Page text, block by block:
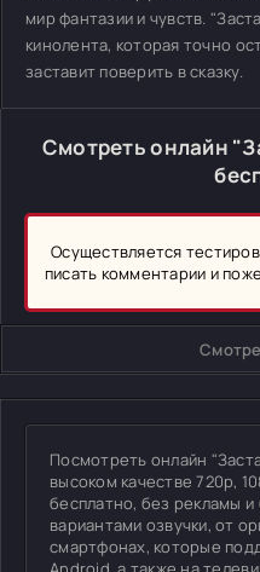
мир фантазии и чувств.
кинолента, которая точно
заставит поверить в сказку.
Смотреть онлайн
Осуществляется
писать комментарии и
Посмотреть онлайн
высоком качестве 720p,
бесплатно, без рекламы
вариантами озвучки, от
смартфонах, которые